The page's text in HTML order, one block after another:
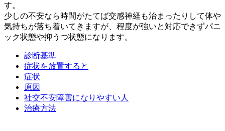
す。
少しの不安なら時間がたてば交感神経も治まったりして体や
気持ちが落ち着いてきますが、程度が強いと対応できずパニ
ック状態や抑うつ状態になります。
診断基準
症状を放置すると
症状
原因
社交不安障害になりやすい人
治療方法